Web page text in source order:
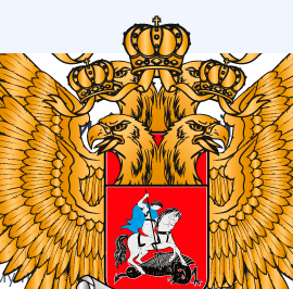
(типовой)
/ База / 11
/ 135
правильной